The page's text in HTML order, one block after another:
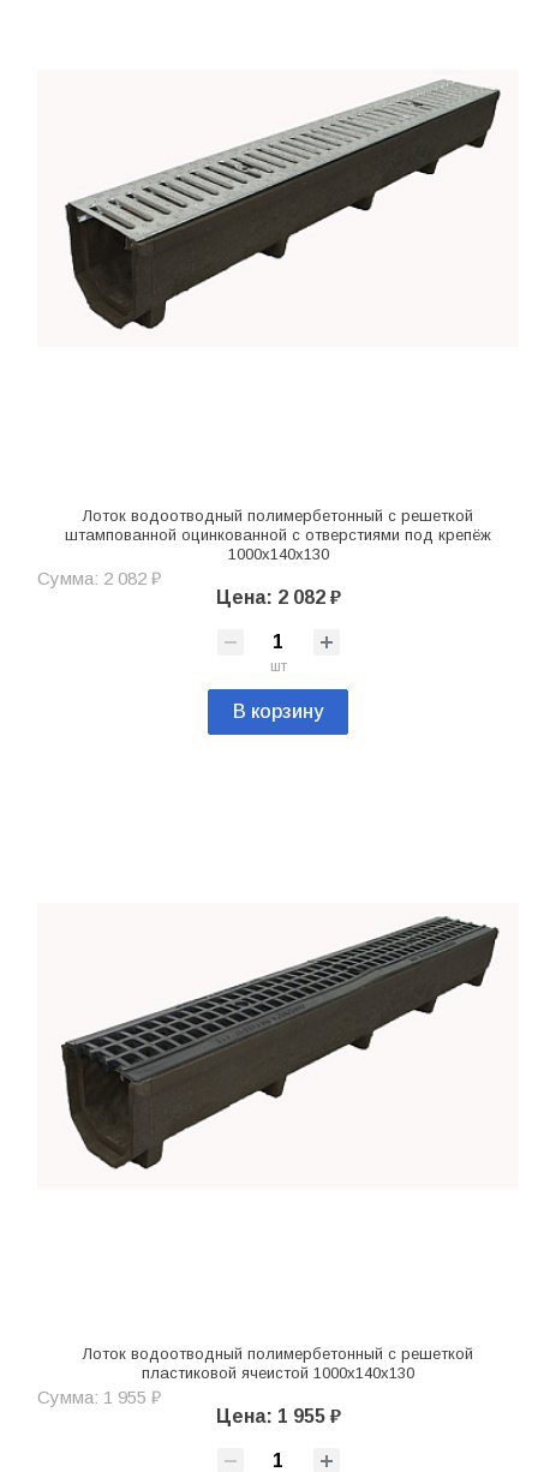
Лоток водоотводный полимербетонный с решеткой
штампованной оцинкованной с отверстиями под крепёж
1000х140х130
Сумма: 2 082 ₽
Цена: 2 082 ₽
шт
В корзину
Лоток водоотводный полимербетонный с решеткой
пластиковой ячеистой 1000х140х130
Сумма: 1 955 ₽
Цена: 1 955 ₽